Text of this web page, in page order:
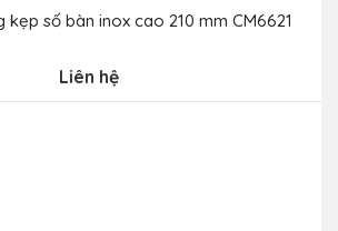
kẹp số bàn inox cao 210 mm CM6621
Liên hệ